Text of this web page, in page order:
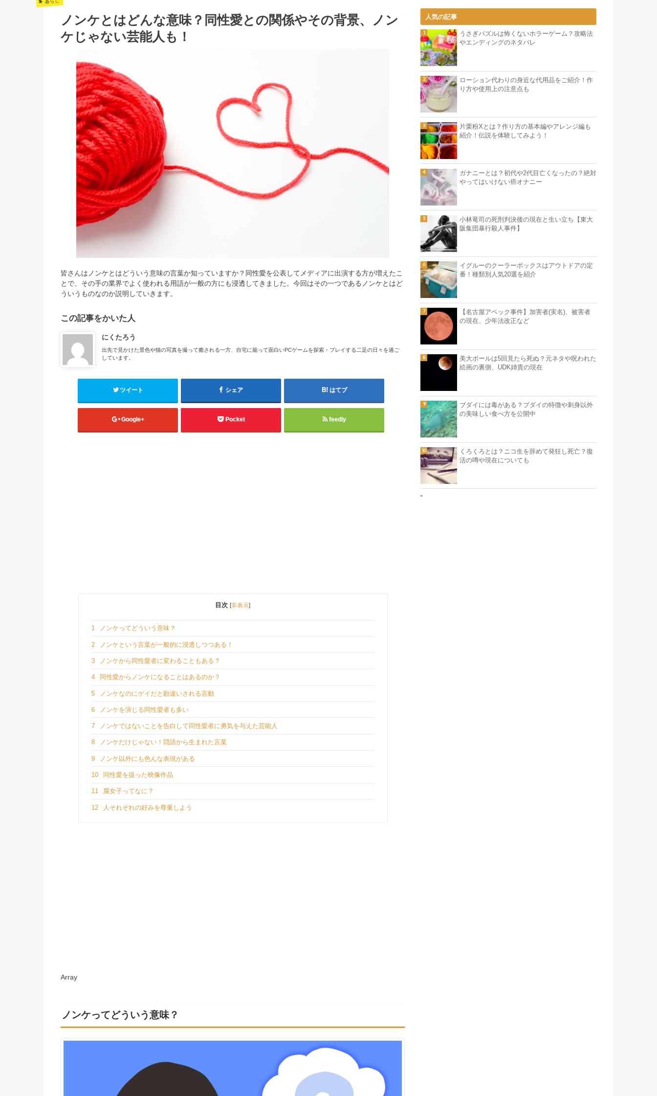
ノンケとはどんな意味？同性愛との関係やその背景、ノン
ケじゃない芸能人も！
皆さんはノンケとはどういう意味の言葉か知っていますか？同性愛を公表してメディアに出演する方が増えたこ
とで、その手の業界でよく使われる用語が一般の方にも浸透してきました。今回はその一つであるノンケとはど
ういうものなのか説明していきます。
この記事をかいた人
にくたろう
出先で見かけた景色や猫の写真を撮って癒される一方、自宅に籠って面白いPCゲームを探索・プレイする二足の日々を過ご
しています。
ツイート シェア はてブ
Google+ Pocket feedly
目次 [非表示]
1 ノンケってどういう意味？
2 ノンケという言葉が一般的に浸透しつつある！
3 ノンケから同性愛者に変わることもある？
4 同性愛からノンケになることはあるのか？
5 ノンケなのにゲイだと勘違いされる言動
6 ノンケを演じる同性愛者も多い
7 ノンケではないことを告白して同性愛者に勇気を与えた芸能人
8 ノンケだけじゃない！隠語から生まれた言葉
9 ノンケ以外にも色んな表現がある
10 同性愛を扱った映像作品
11 腐女子ってなに？
12 人それぞれの好みを尊重しよう
Array
ノンケってどういう意味？
人気の記事
うさぎパズルは怖くないホラーゲーム？攻略法
やエンディングのネタバレ
ローション代わりの身近な代用品をご紹介！作
り方や使用上の注意点も
片栗粉Xとは？作り方の基本編やアレンジ編も
紹介！伝説を体験してみよう！
ガナニーとは？初代や2代目亡くなったの？絶対
やってはいけない癌オナニー
小林竜司の死刑判決後の現在と生い立ち【東大
阪集団暴行殺人事件】
イグルーのクーラーボックスはアウトドアの定
番！種類別人気20選を紹介
【名古屋アベック事件】加害者(実名)、被害者
の現在、少年法改正など
美大ボールは5回見たら死ぬ？元ネタや呪われた
絵画の裏側、UDK姉貴の現在
ブダイには毒がある？ブダイの特徴や刺身以外
の美味しい食べ方を公開中
くろくろとは？ニコ生を辞めて発狂し死亡？復
活の噂や現在についても
"